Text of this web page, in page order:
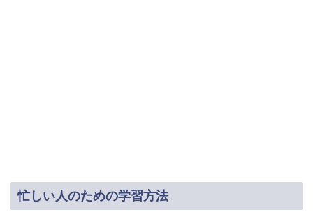
忙しい人のための学習方法